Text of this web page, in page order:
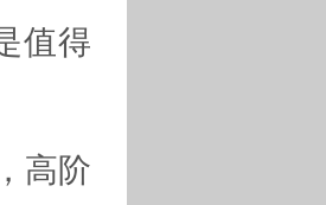
值得
高阶